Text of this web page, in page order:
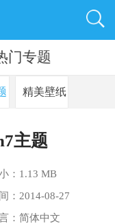
门专题
精美壁纸
主题
：1.13 MB
：2014-08-27
：简体中文